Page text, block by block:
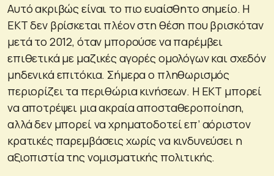
Αυτό ακριβώς είναι το πιο ευαίσθητο σημείο. Η
ΕΚΤ δεν βρίσκεται πλέον στη θέση που βρισκόταν
μετά το 2012, όταν μπορούσε να παρέμβει
επιθετικά με μαζικές αγορές ομολόγων και σχεδόν
μηδενικά επιτόκια. Σήμερα ο πληθωρισμός
περιορίζει τα περιθώρια κινήσεων. Η ΕΚΤ μπορεί
να αποτρέψει μια ακραία αποσταθεροποίηση,
αλλά δεν μπορεί να χρηματοδοτεί επ’ αόριστον
κρατικές παρεμβάσεις χωρίς να κινδυνεύσει η
αξιοπιστία της νομισματικής πολιτικής.